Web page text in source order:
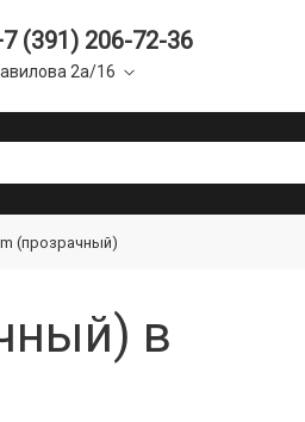
(391) 206-72-36
2а/16
(прозрачный)
в